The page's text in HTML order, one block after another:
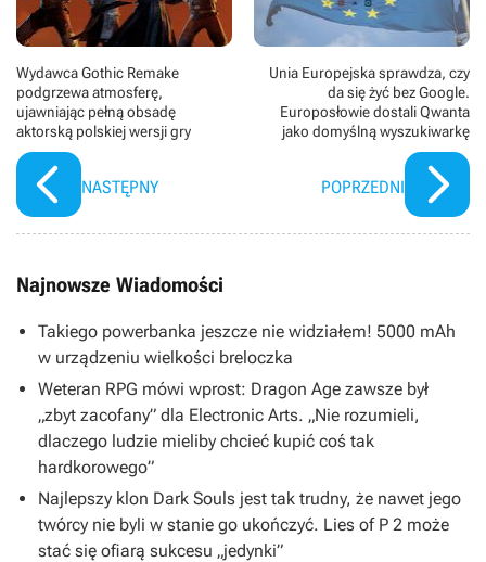
Wydawca Gothic Remake
podgrzewa atmosferę,
ujawniając pełną obsadę
aktorską polskiej wersji gry
NASTĘPNY
Unia Europejska sprawdza, czy
da się żyć bez Google.
Europosłowie dostali Qwanta
jako domyślną wyszukiwarkę
POPRZEDNI
Najnowsze Wiadomości
Takiego powerbanka jeszcze nie widziałem! 5000 mAh
w urządzeniu wielkości breloczka
Weteran RPG mówi wprost: Dragon Age zawsze był
„zbyt zacofany” dla Electronic Arts. „Nie rozumieli,
dlaczego ludzie mieliby chcieć kupić coś tak
hardkorowego”
Najlepszy klon Dark Souls jest tak trudny, że nawet jego
twórcy nie byli w stanie go ukończyć. Lies of P 2 może
stać się ofiarą sukcesu „jedynki”